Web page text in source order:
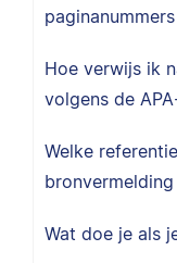
Hoe verwijs ik
volgens de
Welke
Wat doe je als